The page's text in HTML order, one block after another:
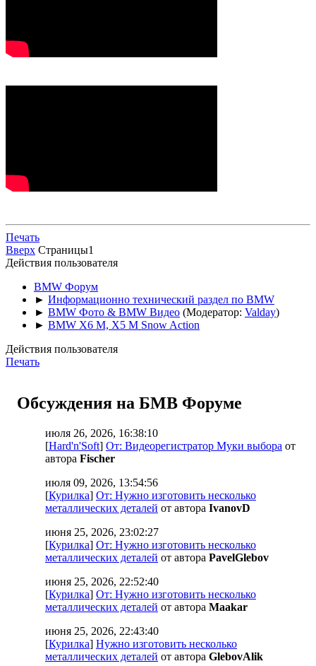
Печать
Вверх Страницы1
Действия пользователя
BMW Форум
► Информационно технический раздел по BMW
► BMW Фото & BMW Видео (Модератор: Valday)
► BMW X6 M, X5 M Snow Action
Действия пользователя
Печать
Обсуждения на БМВ Форуме
июля 26, 2026, 16:38:10
[Hard'n'Soft] От: Видеорегистратор Муки выбора от
автора Fischer
июля 09, 2026, 13:54:56
[Курилка] От: Нужно изготовить несколько
металлических деталей от автора IvanovD
июня 25, 2026, 23:02:27
[Курилка] От: Нужно изготовить несколько
металлических деталей от автора PavelGlebov
июня 25, 2026, 22:52:40
[Курилка] От: Нужно изготовить несколько
металлических деталей от автора Maakar
июня 25, 2026, 22:43:40
[Курилка] Нужно изготовить несколько
металлических деталей от автора GlebovAlik